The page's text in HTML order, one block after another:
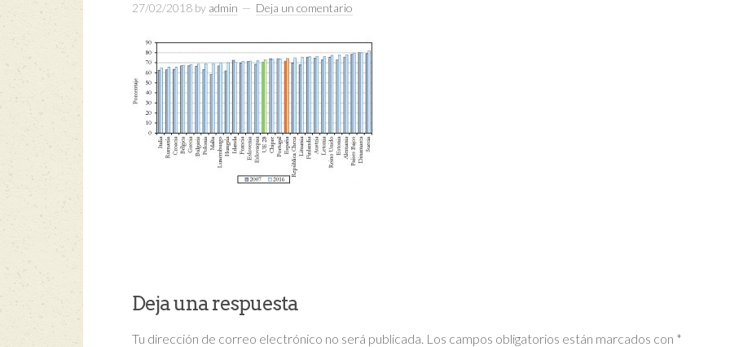
27/02/2018 by admin Deja un comentario
Deja una respuesta
Tu dirección de correo electrónico no será publicada. Los campos obligatorios están marcados con *